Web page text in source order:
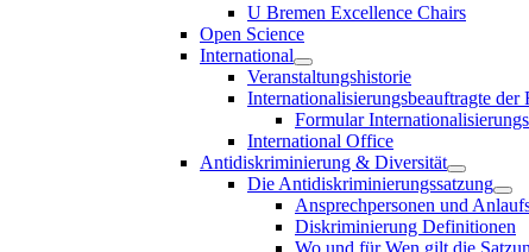
U Bremen Excellence Chairs
Open Science
International
Veranstaltungshistorie
Internationalisierungsbeauftragte der
Formular
International Office
Antidiskriminierung & Diversität
Die Antidiskriminierungssatzung
Ansprechpersonen und
Diskriminierung Definitionen
Wo und für Wen gilt die